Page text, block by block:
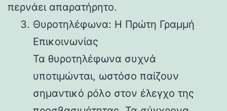
περνάει απαρατήρητο.
Θυροτηλέφωνα: Η Πρώτη Γραμμή
Επικοινωνίας
Τα θυροτηλέφωνα συχνά
υποτιμώνται, ωστόσο παίζουν
σημαντικό ρόλο στον έλεγχο της